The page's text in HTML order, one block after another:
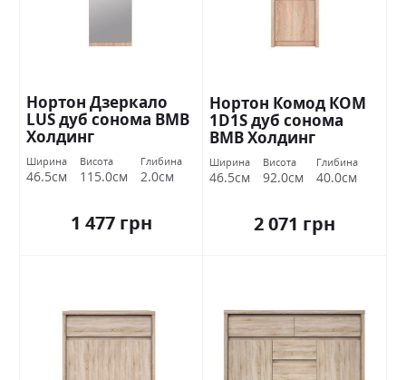
Нортон Дзеркало
LUS дуб сонома ВМВ
Холдинг
Ширина
46.5см
Висота
115.0см
Глибина
2.0см
1 477 грн
Нортон Комод КОМ
1D1S дуб сонома
ВМВ Холдинг
Ширина
46.5см
Висота
92.0см
Глибина
40.0см
2 071 грн